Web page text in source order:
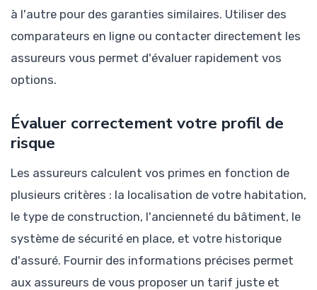
à l'autre pour des garanties similaires. Utiliser des
comparateurs en ligne ou contacter directement les
assureurs vous permet d'évaluer rapidement vos
options.
Évaluer correctement votre profil de
risque
Les assureurs calculent vos primes en fonction de
plusieurs critères : la localisation de votre habitation,
le type de construction, l'ancienneté du bâtiment, le
système de sécurité en place, et votre historique
d'assuré. Fournir des informations précises permet
aux assureurs de vous proposer un tarif juste et